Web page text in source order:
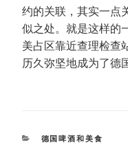
约的关联，其实一点
似之处。就是这样的
美占区靠近查理检查
历久弥坚地成为了德
CATEGORIES
德国啤酒和美食